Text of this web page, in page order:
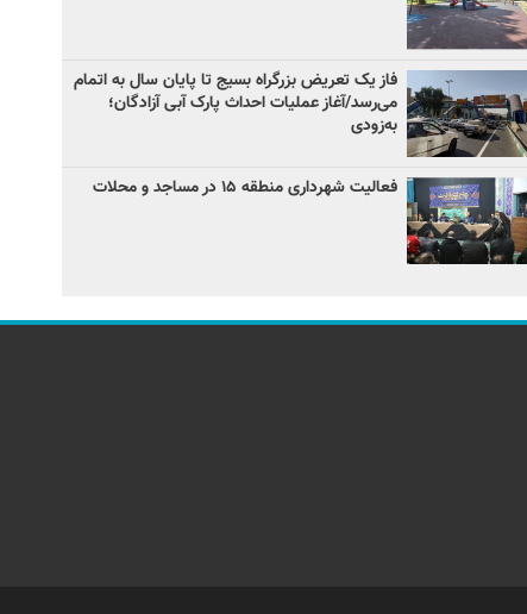
فاز یک تعریض بزرگراه بسیج تا پایان سال به اتمام
می‌رسد/آغاز عملیات احداث پارک آبی آزادگان؛
به‌زودی
فعالیت شهرداری منطقه ۱۵ در مساجد و محلات